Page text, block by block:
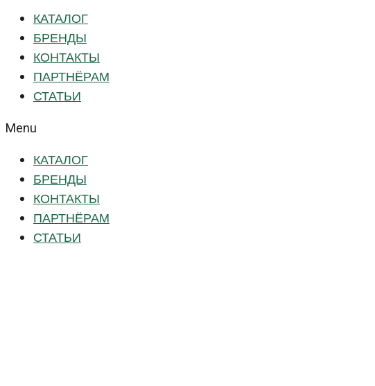
КАТАЛОГ
БРЕНДЫ
КОНТАКТЫ
ПАРТНЁРАМ
СТАТЬИ
Menu
КАТАЛОГ
БРЕНДЫ
КОНТАКТЫ
ПАРТНЁРАМ
СТАТЬИ